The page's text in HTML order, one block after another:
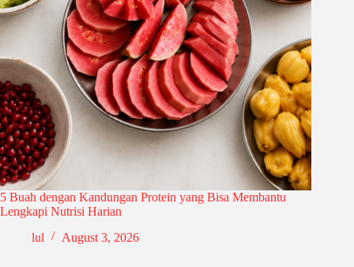
5 Buah dengan Kandungan Protein yang Bisa Membantu
Lengkapi Nutrisi Harian
lul
August 3, 2026